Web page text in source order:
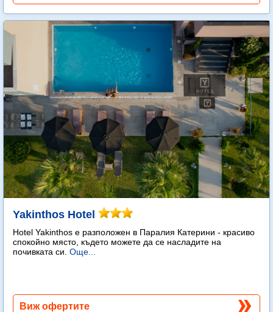
Yakinthos Hotel
Hotel Yakinthos e разположен в Паралия Катерини - красиво
спокойно място, където можете да се насладите на
почивката си. Още...
Виж офертите